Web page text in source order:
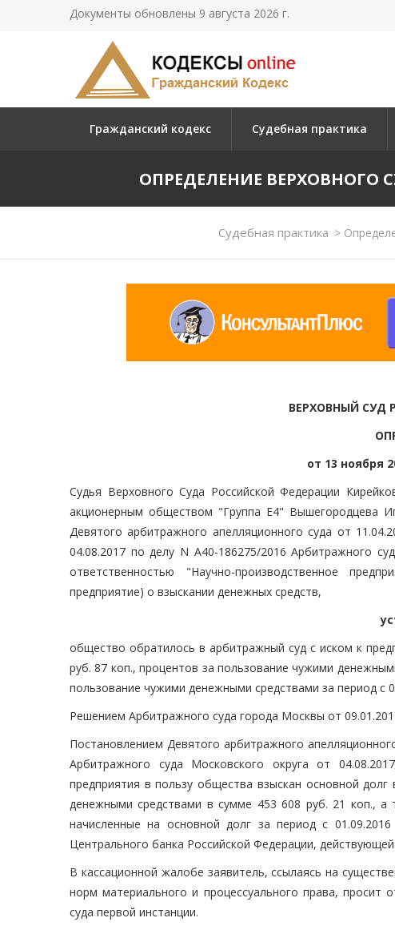
Документы обновлены 9 августа 2026 г.
Гражданский кодекс Судебная практика
ОПРЕДЕЛЕНИЕ ВЕРХОВНОГО
Судебная практика >
ВЕРХОВНЫЙ СУД
от 13 ноября
Судья Верховного Суда Российской Федерации
акционерным обществом "Группа Е4" Вышегородцева
Девятого арбитражного апелляционного суда от
04.08.2017 по делу N А40-186275/2016 Арбитражного
ответственностью "Научно-производственное
предприятие) о взыскании денежных средств,
общество обратилось в арбитражный суд с иском к
руб. 87 коп., процентов за пользование чужими
пользование чужими денежными средствами за период с
Решением Арбитражного суда города Москвы от
Постановлением Девятого арбитражного
Арбитражного суда Московского округа от
предприятия в пользу общества взыскан основной
денежными средствами в сумме 453 608 руб. 21 коп.,
начисленные на основной долг за период с
Центрального банка Российской Федерации,
В кассационной жалобе заявитель, ссылаясь на
норм материального и процессуального права,
суда первой инстанции.